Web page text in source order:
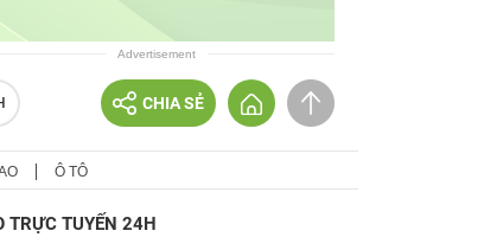
Advertisement
CHIA SẺ
Ô TÔ
TRỰC TUYẾN 24H